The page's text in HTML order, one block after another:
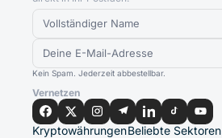
Kein Spam. Jederzeit abbestellbar.
Vernetzen
KryptowährungenBeliebte Sektoren